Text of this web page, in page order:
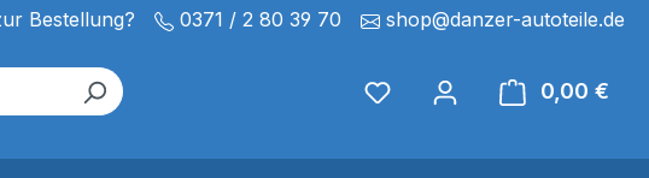
Bestellung? 0371 / 2 80 39 70 shop@danzer-autoteile.de
0,00 €